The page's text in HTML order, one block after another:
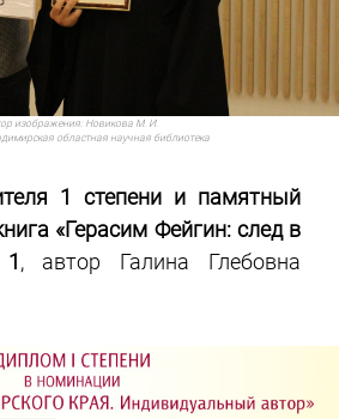
изображения: Новикова М. И.
областная научная библиотека
1 степени и памятный
«Герасим Фейгин: след в
, автор Галина Глебовна